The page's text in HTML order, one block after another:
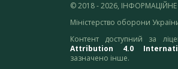
© 2018 - 2026,
Міністерство оборони
Контент доступний за
Attribution 4.0
зазначено інше.